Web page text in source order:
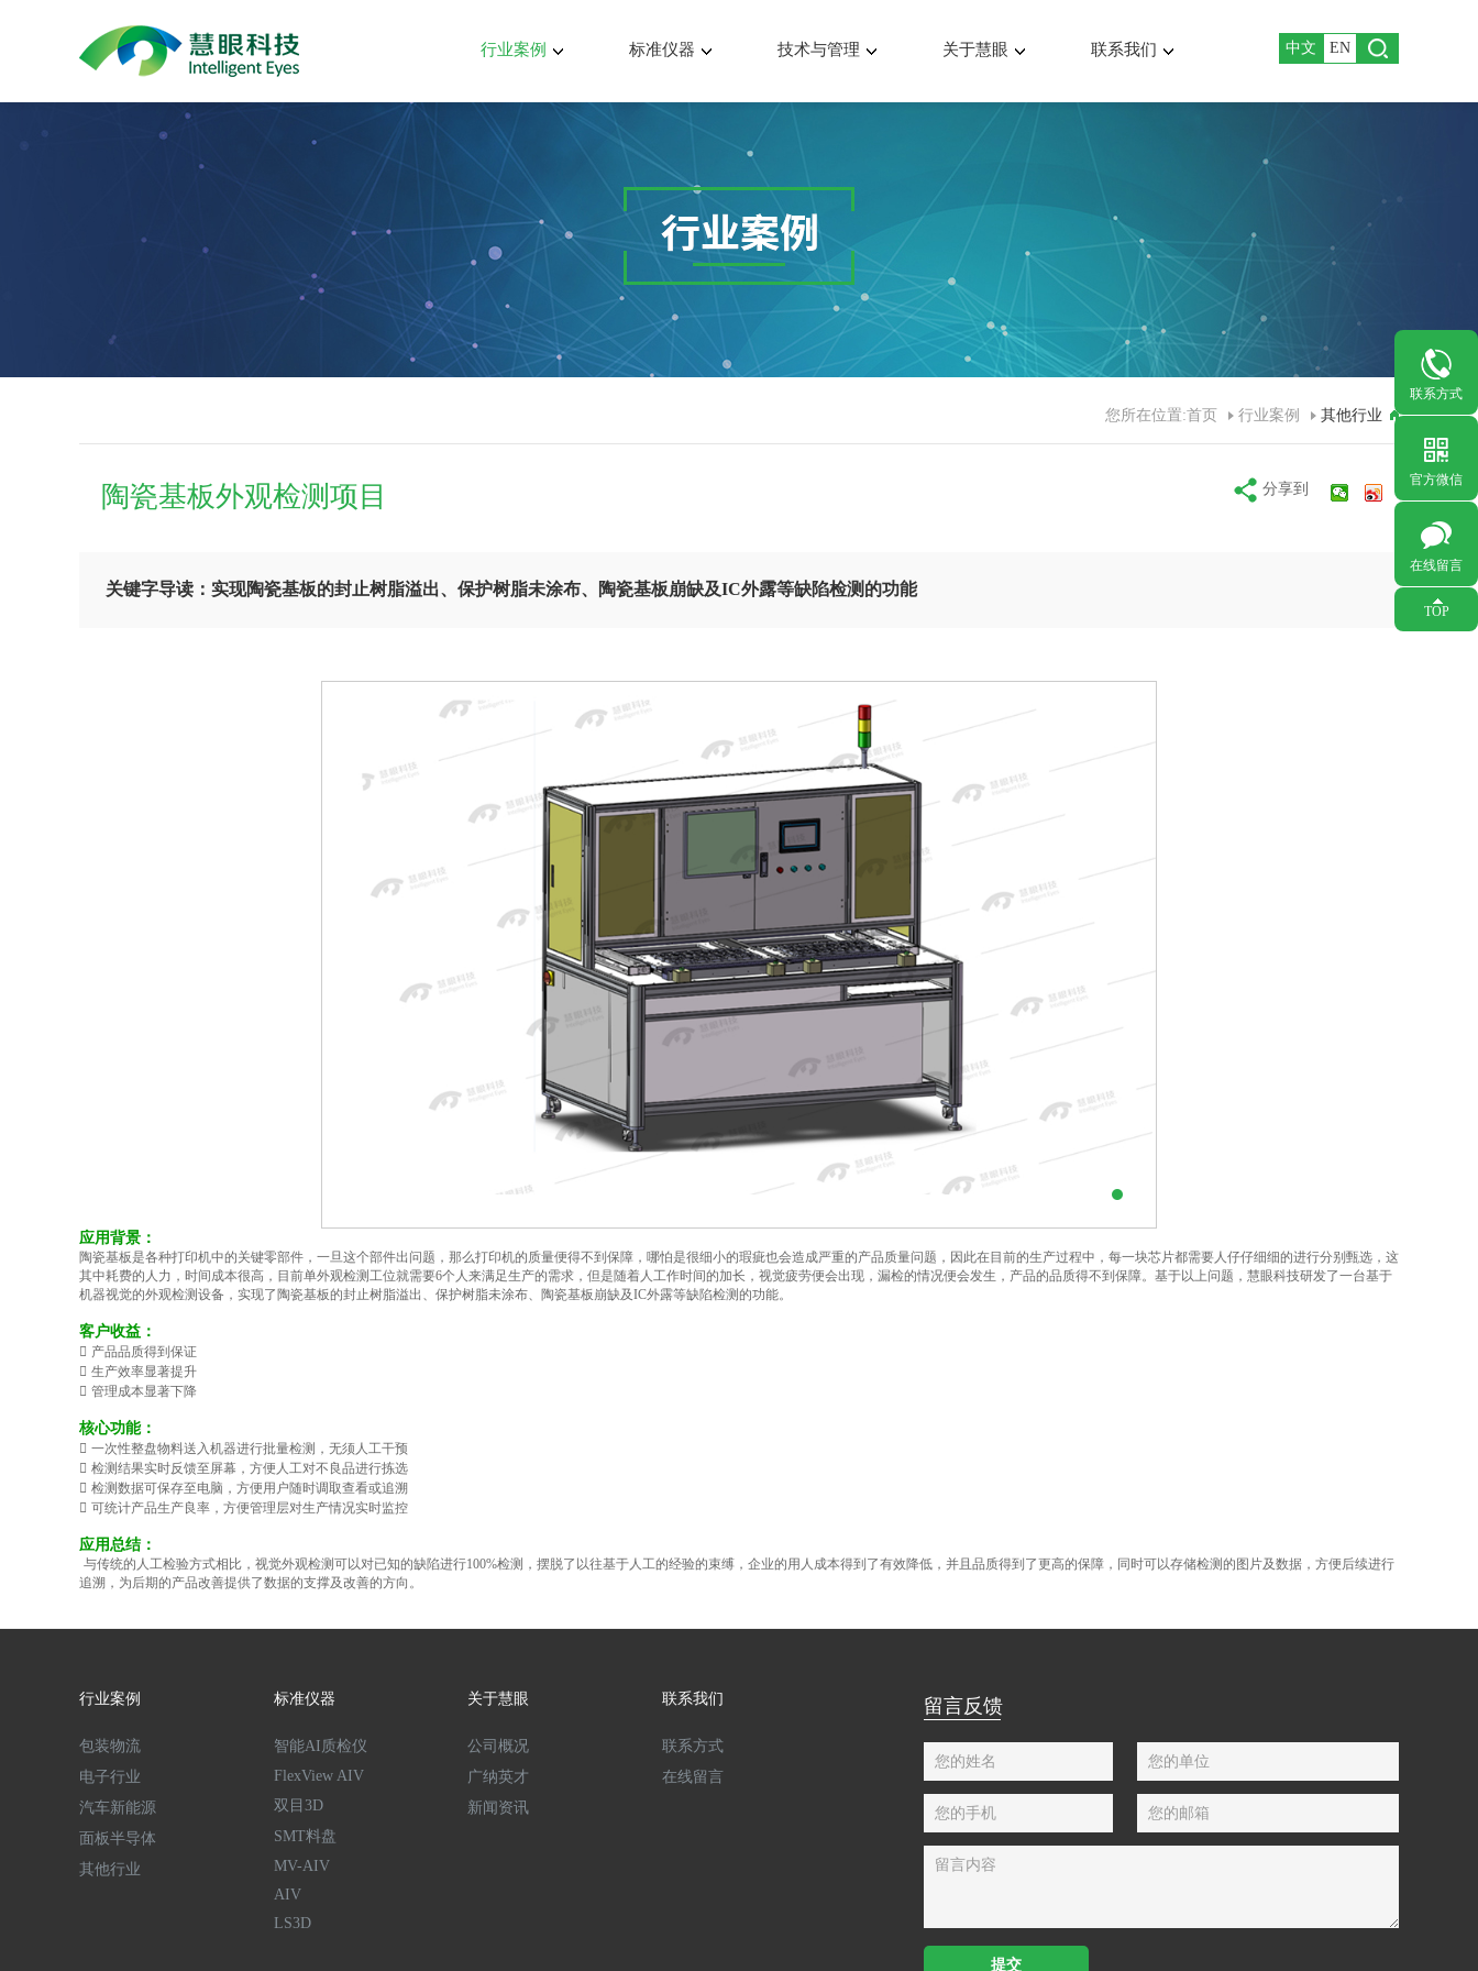
中文 EN
行业案例 标准仪器 技术与管理 关于慧眼 联系我们
您所在位置:首页 行业案例 其他行业
陶瓷基板外观检测项目 分享到
关键字导读：实现陶瓷基板的封止树脂溢出、保护树脂未涂布、陶瓷基板崩缺及IC外露等缺陷检测的功能
应用背景：
陶瓷基板是各种打印机中的关键零部件，一旦这个部件出问题，那么打印机的质量便得不到保障，哪怕是很细小的瑕疵也会造成严重的产品质量问题，因此在目前的生产过程中，每一块芯片都需要人仔仔细细的进行分别甄选，这
其中耗费的人力，时间成本很高，目前单外观检测工位就需要6个人来满足生产的需求，但是随着人工作时间的加长，视觉疲劳便会出现，漏检的情况便会发生，产品的品质得不到保障。基于以上问题，慧眼科技研发了一台基于
机器视觉的外观检测设备，实现了陶瓷基板的封止树脂溢出、保护树脂未涂布、陶瓷基板崩缺及IC外露等缺陷检测的功能。
客户收益：
 产品品质得到保证
 生产效率显著提升
 管理成本显著下降
核心功能：
 一次性整盘物料送入机器进行批量检测，无须人工干预
 检测结果实时反馈至屏幕，方便人工对不良品进行拣选
 检测数据可保存至电脑，方便用户随时调取查看或追溯
 可统计产品生产良率，方便管理层对生产情况实时监控
应用总结：
与传统的人工检验方式相比，视觉外观检测可以对已知的缺陷进行100%检测，摆脱了以往基于人工的经验的束缚，企业的用人成本得到了有效降低，并且品质得到了更高的保障，同时可以存储检测的图片及数据，方便后续进行
追溯，为后期的产品改善提供了数据的支撑及改善的方向。
联系方式
官方微信
在线留言
TOP
行业案例
包装物流
电子行业
汽车新能源
面板半导体
其他行业
标准仪器
智能AI质检仪
FlexView AIV
双目3D
SMT料盘
MV-AIV
AIV
LS3D
关于慧眼
公司概况
广纳英才
新闻资讯
联系我们
联系方式
在线留言
留言反馈
您的姓名 您的单位
您的手机 您的邮箱
留言内容